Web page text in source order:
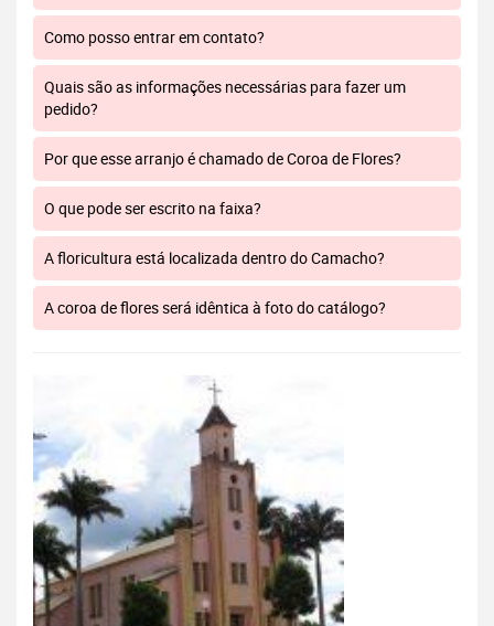
Como posso entrar em contato?
Quais são as informações necessárias para fazer um
pedido?
Por que esse arranjo é chamado de Coroa de Flores?
O que pode ser escrito na faixa?
A floricultura está localizada dentro do Camacho?
A coroa de flores será idêntica à foto do catálogo?